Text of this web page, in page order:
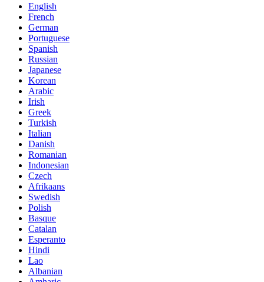
English
French
German
Portuguese
Spanish
Russian
Japanese
Korean
Arabic
Irish
Greek
Turkish
Italian
Danish
Romanian
Indonesian
Czech
Afrikaans
Swedish
Polish
Basque
Catalan
Esperanto
Hindi
Lao
Albanian